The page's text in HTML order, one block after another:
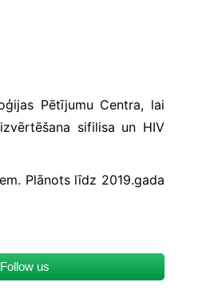
Pētījumu Centra, lai
sifilisa un HIV
Plānots līdz 2019.gada
Follow us